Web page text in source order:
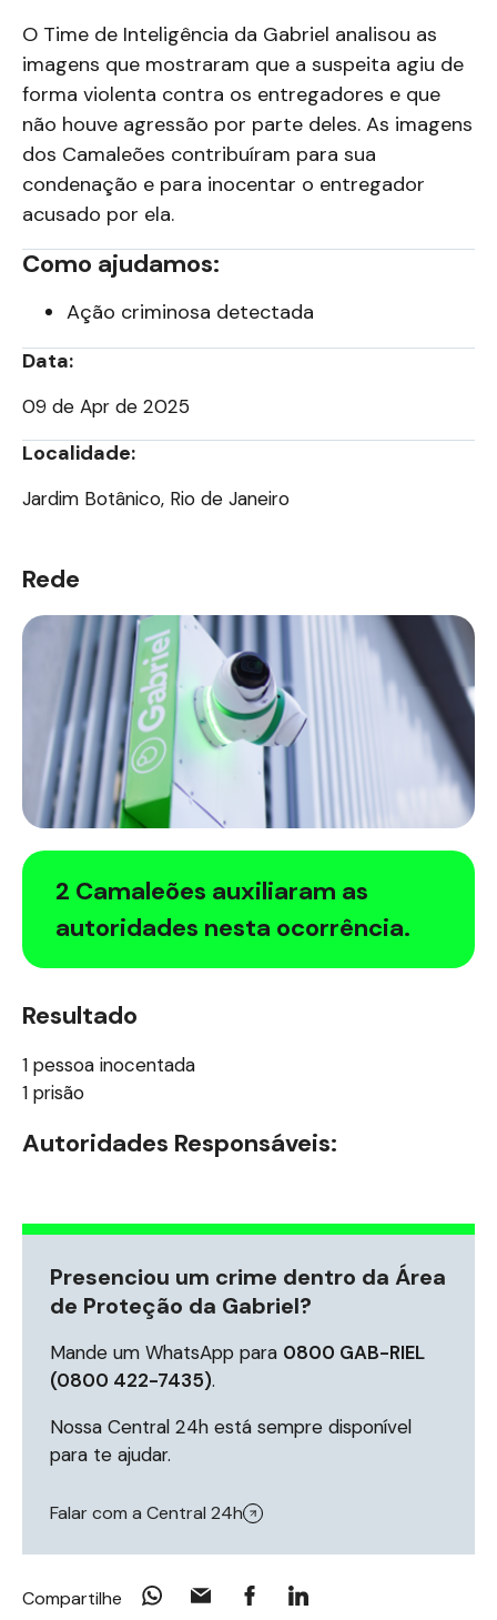
O Time de Inteligência da Gabriel analisou as
imagens que mostraram que a suspeita agiu de
forma violenta contra os entregadores e que
não houve agressão por parte deles. As imagens
dos Camaleões contribuíram para sua
condenação e para inocentar o entregador
acusado por ela.
Como ajudamos:
Ação criminosa detectada
Data:
09 de Apr de 2025
Localidade:
Jardim Botânico, Rio de Janeiro
Rede
2 Camaleões auxiliaram as
autoridades nesta ocorrência.
Resultado
1 pessoa inocentada
1 prisão
Autoridades Responsáveis:
Presenciou um crime dentro da Área
de Proteção da Gabriel?
Mande um WhatsApp para 0800 GAB-RIEL
(0800 422-7435).
Nossa Central 24h está sempre disponível
para te ajudar.
Falar com a Central 24h
Compartilhe